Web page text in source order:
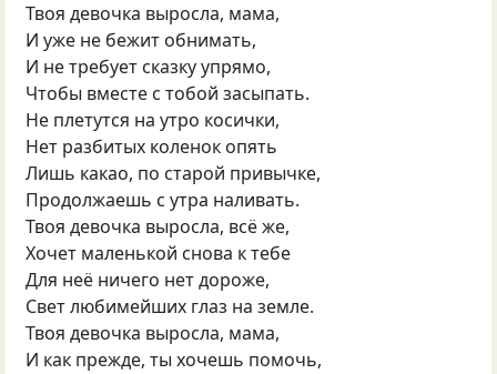
Твоя девочка выросла, мама,
И уже не бежит обнимать,
И не требует сказку упрямо,
Чтобы вместе с тобой засыпать.
Не плетутся на утро косички,
Нет разбитых коленок опять
Лишь какао, по старой привычке,
Продолжаешь с утра наливать.
Твоя девочка выросла, всё же,
Хочет маленькой снова к тебе
Для неё ничего нет дороже,
Свет любимейших глаз на земле.
Твоя девочка выросла, мама,
И как прежде, ты хочешь помочь,